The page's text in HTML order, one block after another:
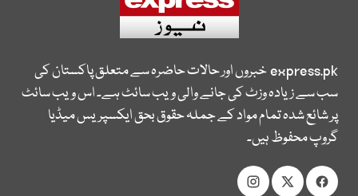
express.pkخبروں اور حالات حاضرہ سے متعلق پاکستان کی
سب سے زیادہ وزٹ کی جانے والی ویب سائٹ ہے۔ اس ویب سائٹ
پر شائع شدہ تمام مواد کے جملہ حقوق بحق ایکسپریس میڈیا
گروپ محفوظ ہیں۔